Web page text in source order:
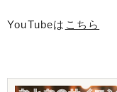
YouTubeは こちら